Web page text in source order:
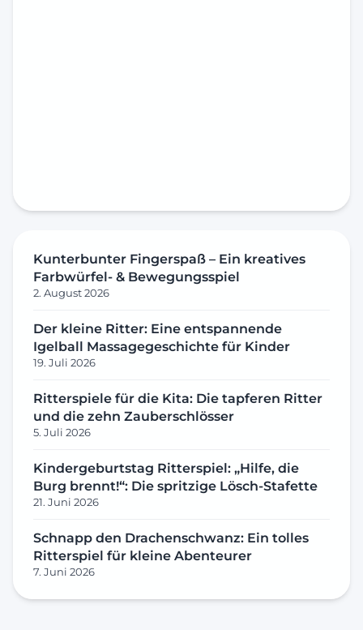
Kunterbunter Fingerspaß – Ein kreatives
Farbwürfel- & Bewegungsspiel
2. August 2026
Der kleine Ritter: Eine entspannende
Igelball Massagegeschichte für Kinder
19. Juli 2026
Ritterspiele für die Kita: Die tapferen Ritter
und die zehn Zauberschlösser
5. Juli 2026
Kindergeburtstag Ritterspiel: „Hilfe, die
Burg brennt!“: Die spritzige Lösch-Stafette
21. Juni 2026
Schnapp den Drachenschwanz: Ein tolles
Ritterspiel für kleine Abenteurer
7. Juni 2026